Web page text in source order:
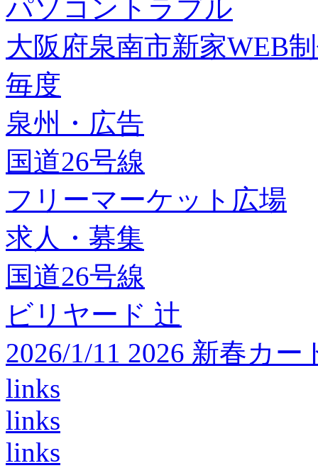
パソコントラブル
大阪府泉南市新家WEB
毎度
泉州・広告
国道26号線
フリーマーケット広場
求人・募集
国道26号線
ビリヤード 辻
2026/1/11 2026 新春カ
links
links
links